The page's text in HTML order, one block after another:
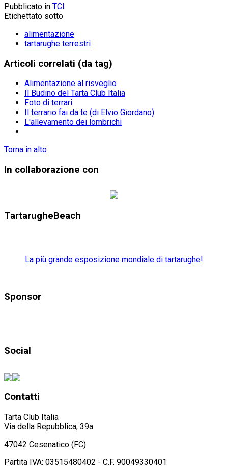
Pubblicato in TCI
Etichettato sotto
alimentazione
tartarughe terrestri
Articoli correlati (da tag)
Alimentazione al risveglio
Il Budino del Tarta Club Italia
Foto di terrari
Il terrario fai da te (di Elvio Giordano)
L'allevamento dei lombrichi
Torna in alto
In collaborazione con
TartarugheBeach
La più grande esposizione mondiale di tartarughe!
Sponsor
Social
Contatti
Tarta Club Italia
Via della Repubblica, 39a
47042 Cesenatico (FC)
Partita IVA: 03515480402 - C.F. 90049330401